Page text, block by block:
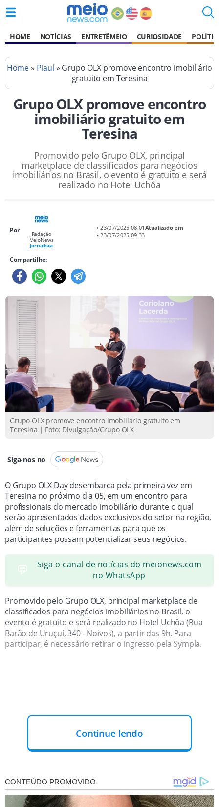
HOME NOTÍCIAS ENTRETÊMEIO CURIOSIDADE
Home» Piauí» Grupo OLX promove encontro imobiliário
gratuito em Teresina
Grupo OLX promove encontro
imobiliário gratuito em
Teresina
Promovido pelo Grupo OLX, principal
marketplace de classificados para negócios
imobiliários no Brasil, o evento é gratuito e será
realizado no Hotel Uchôa
Por
Redação
MeioNews
Jornalista
• 23/07/2025 08:01 Atualizado em
• 23/07/2025 09:33
Compartilhe:
Grupo OLX promove encontro imobiliário gratuito em
Teresina | Foto: Divulgação/Grupo OLX
Siga-nos no
O Grupo OLX Day desembarca pela primeira vez em
Teresina no próximo dia 05, em um encontro para
profissionais do mercado imobiliário durante o qual
serão apresentados dados exclusivos do setor na região,
além de soluções e ferramentas para que os
participantes possam potencializar seus negócios.
💬
Siga o canal de notícias do meionews.com
no WhatsApp
Promovido pelo Grupo OLX, principal marketplace de
classificados para negócios imobiliários no Brasil, o
evento é gratuito e será realizado no Hotel Uchôa (Rua
Barão de Uruçuí, 340 - Noivos), a partir das 9h. Para
participar, é necessário retirar o ingresso pela Sympla.
ACESSE AQUI PARA FAZER SUA INSCRIÇÃO
Continue lendo